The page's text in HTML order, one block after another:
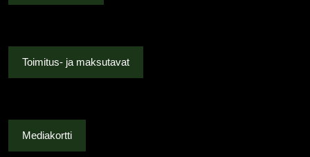
Toimitus- ja maksutavat
Mediakortti